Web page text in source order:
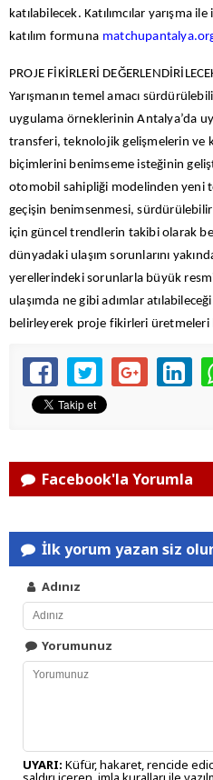
katılabilecek. Katılımcılar yarışma
katılım formuna
PROJE FİKİRLERİ
Yarışmanın temel amacı
uygulama örneklerinin Antalya’da
transferi, teknolojik gelişmelerin ve
biçimlerini benimseme isteğinin
otomobil sahipliği modelinden yeni
geçişin benimsenmesi,
için güncel trendlerin takibi olarak
dünyadaki ulaşım sorunlarını
yerellerindeki sorunlarla büyük
ulaşımda ne gibi adımlar
belirleyerek proje fikirleri üretmeleri
Facebook'la Yorumla
İlk yorum yazan siz
Adınız
Yorumunuz
UYARI: Küfür, hakaret, rencide